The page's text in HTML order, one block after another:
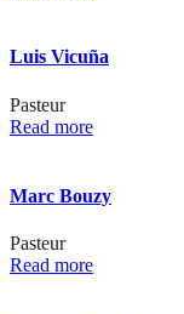
Luis Vicuña
Pasteur
Read more
Marc Bouzy
Pasteur
Read more